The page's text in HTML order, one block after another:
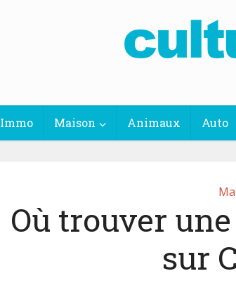
Immo Maison Animaux Auto
Où trouver
sur